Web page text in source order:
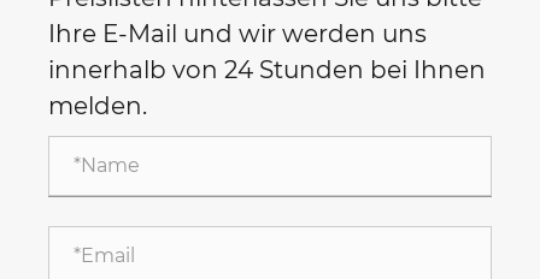
Ihre E-Mail und wir werden uns
innerhalb von 24 Stunden bei Ihnen
melden.